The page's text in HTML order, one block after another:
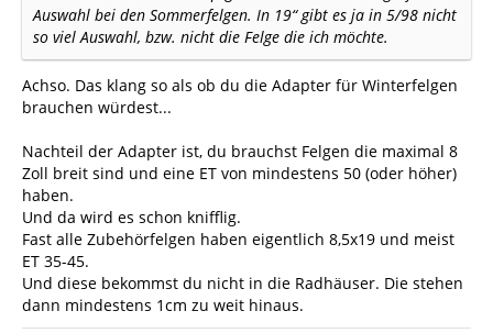
Auswahl bei den Sommerfelgen. In 19“ gibt es ja in 5/98 nicht
so viel Auswahl, bzw. nicht die Felge die ich möchte.
Achso. Das klang so als ob du die Adapter für Winterfelgen
brauchen würdest...
Nachteil der Adapter ist, du brauchst Felgen die maximal 8
Zoll breit sind und eine ET von mindestens 50 (oder höher)
haben.
Und da wird es schon knifflig.
Fast alle Zubehörfelgen haben eigentlich 8,5x19 und meist
ET 35-45.
Und diese bekommst du nicht in die Radhäuser. Die stehen
dann mindestens 1cm zu weit hinaus.